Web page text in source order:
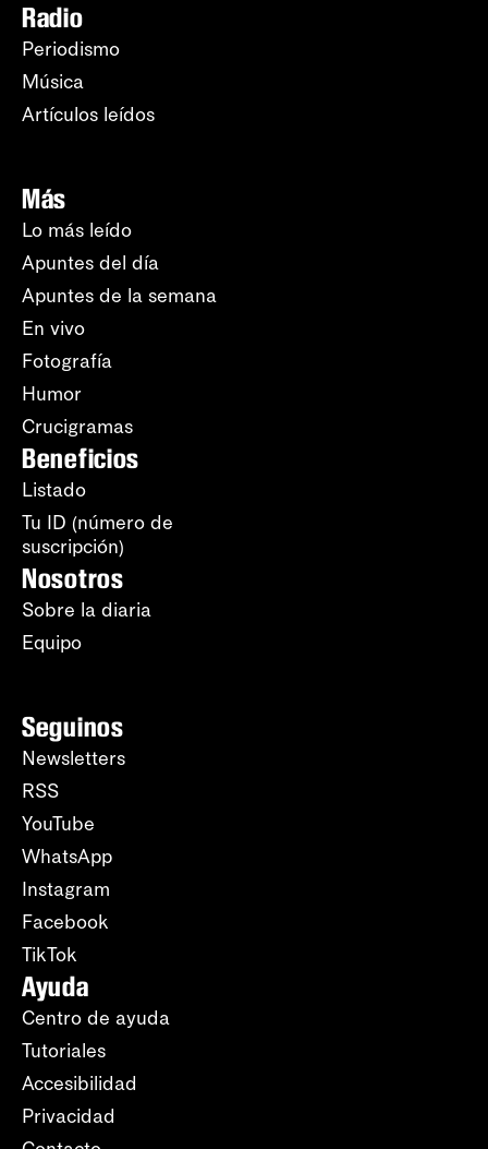
Radio
Periodismo
Música
Artículos leídos
Más
Lo más leído
Apuntes del día
Apuntes de la semana
En vivo
Fotografía
Humor
Crucigramas
Beneficios
Listado
Tu ID (número de
suscripción)
Nosotros
Sobre la diaria
Equipo
Seguinos
Newsletters
RSS
YouTube
WhatsApp
Instagram
Facebook
TikTok
Ayuda
Centro de ayuda
Tutoriales
Accesibilidad
Privacidad